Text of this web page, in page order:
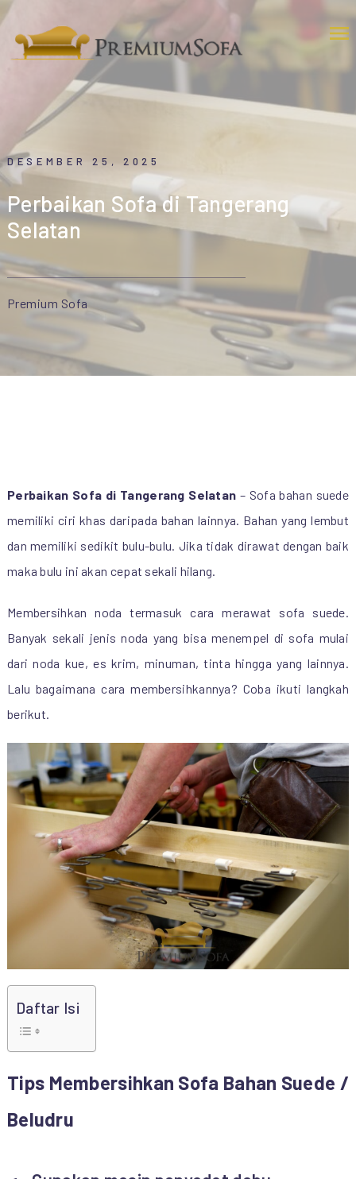
DESEMBER 25, 2025
Perbaikan Sofa di Tangerang
Selatan
Premium Sofa
Perbaikan Sofa di Tangerang Selatan – Sofa bahan suede
memiliki ciri khas daripada bahan lainnya. Bahan yang lembut
dan memiliki sedikit bulu-bulu. Jika tidak dirawat dengan baik
maka bulu ini akan cepat sekali hilang.
Membersihkan noda termasuk cara merawat sofa suede.
Banyak sekali jenis noda yang bisa menempel di sofa mulai
dari noda kue, es krim, minuman, tinta hingga yang lainnya.
Lalu bagaimana cara membersihkannya? Coba ikuti langkah
berikut.
Daftar Isi
Tips Membersihkan Sofa Bahan Suede /
Beludru